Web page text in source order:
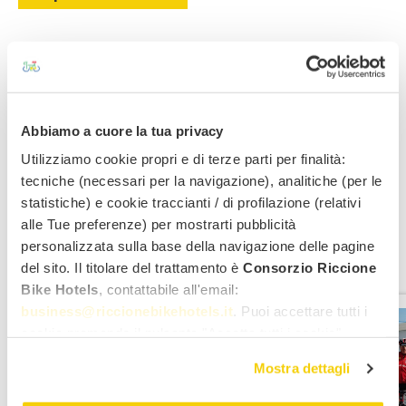
Abbiamo a cuore la tua privacy
Utilizziamo cookie propri e di terze parti per finalità:
tecniche (necessari per la navigazione), analitiche (per le
statistiche) e cookie traccianti / di profilazione (relativi
alle Tue preferenze) per mostrarti pubblicità
personalizzata sulla base della navigazione delle pagine
del sito. Il titolare del trattamento è Consorzio Riccione
Bike Hotels, contattabile all'email:
business@riccionebikehotels.it . Puoi accettare tutti i
gestire le tue preferenze facendo clic su "Personalizza".
Al fine di revocare il consenso prestato e visualizzare le
Mostra dettagli
Offerte dai nostri hotel
✓Pernottamento
Colazione energetica
✓Cena con menu sportivo
✓Buffet pomeridiano
✓Tutti i servizi dedicati ai ciclisti